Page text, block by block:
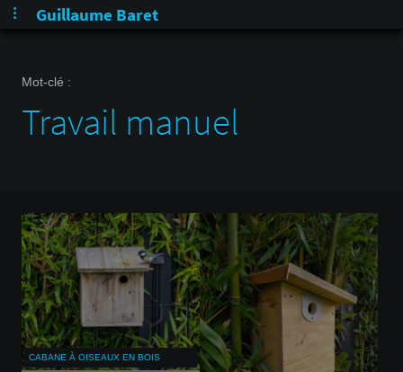
Guillaume Baret
Mot-clé :
Travail manuel
CABANE À OISEAUX EN BOIS